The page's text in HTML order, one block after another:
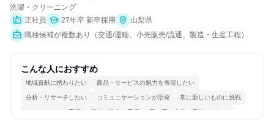
洗濯・クリーニング
正社員
27年卒 新卒採用
山梨県
職種候補が複数あり（交通/運輸、小売販売/流通、製造・生産工程）
こんな人におすすめ
地域貢献に携わりたい 商品・サービスの魅力を表現したい
分析・リサーチしたい コミュニケーションが活発 常に新しいものに挑戦
チームワークを重視 個人の能力を重視 長く同じ会社に居続けられる